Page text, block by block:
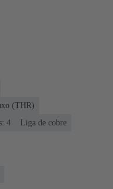
(THR)
4
Liga de cobre